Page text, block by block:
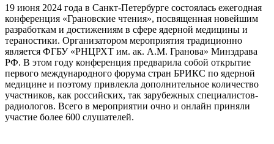
19 июня 2024 года в Санкт-Петербурге состоялась ежегодная
конференция «Грановские чтения», посвященная новейшим
разработкам и достижениям в сфере ядерной медицины и
тераностики. Организатором мероприятия традиционно
является ФГБУ «РНЦРХТ им. ак. А.М. Гранова» Минздрава
РФ. В этом году конференция предварила собой открытие
первого международного форума стран БРИКС по ядерной
медицине и поэтому привлекла дополнительное количество
участников, как российских, так зарубежных специалистов-
радиологов. Всего в мероприятии очно и онлайн приняли
участие более 600 слушателей.